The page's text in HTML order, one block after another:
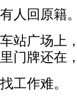
有人回原籍。
车站广场上
里门牌还在
找工作难。